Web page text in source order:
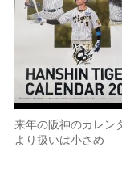
来年の阪神のカレン
より扱いは小さめ